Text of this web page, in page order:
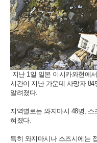
지난 1일 일본 이시카와현에
시간이 지난 가운데 사망자
알려졌다.
지역별로는 와지마시 48명,
혀졌다.
특히 와지마시나 스즈시에는